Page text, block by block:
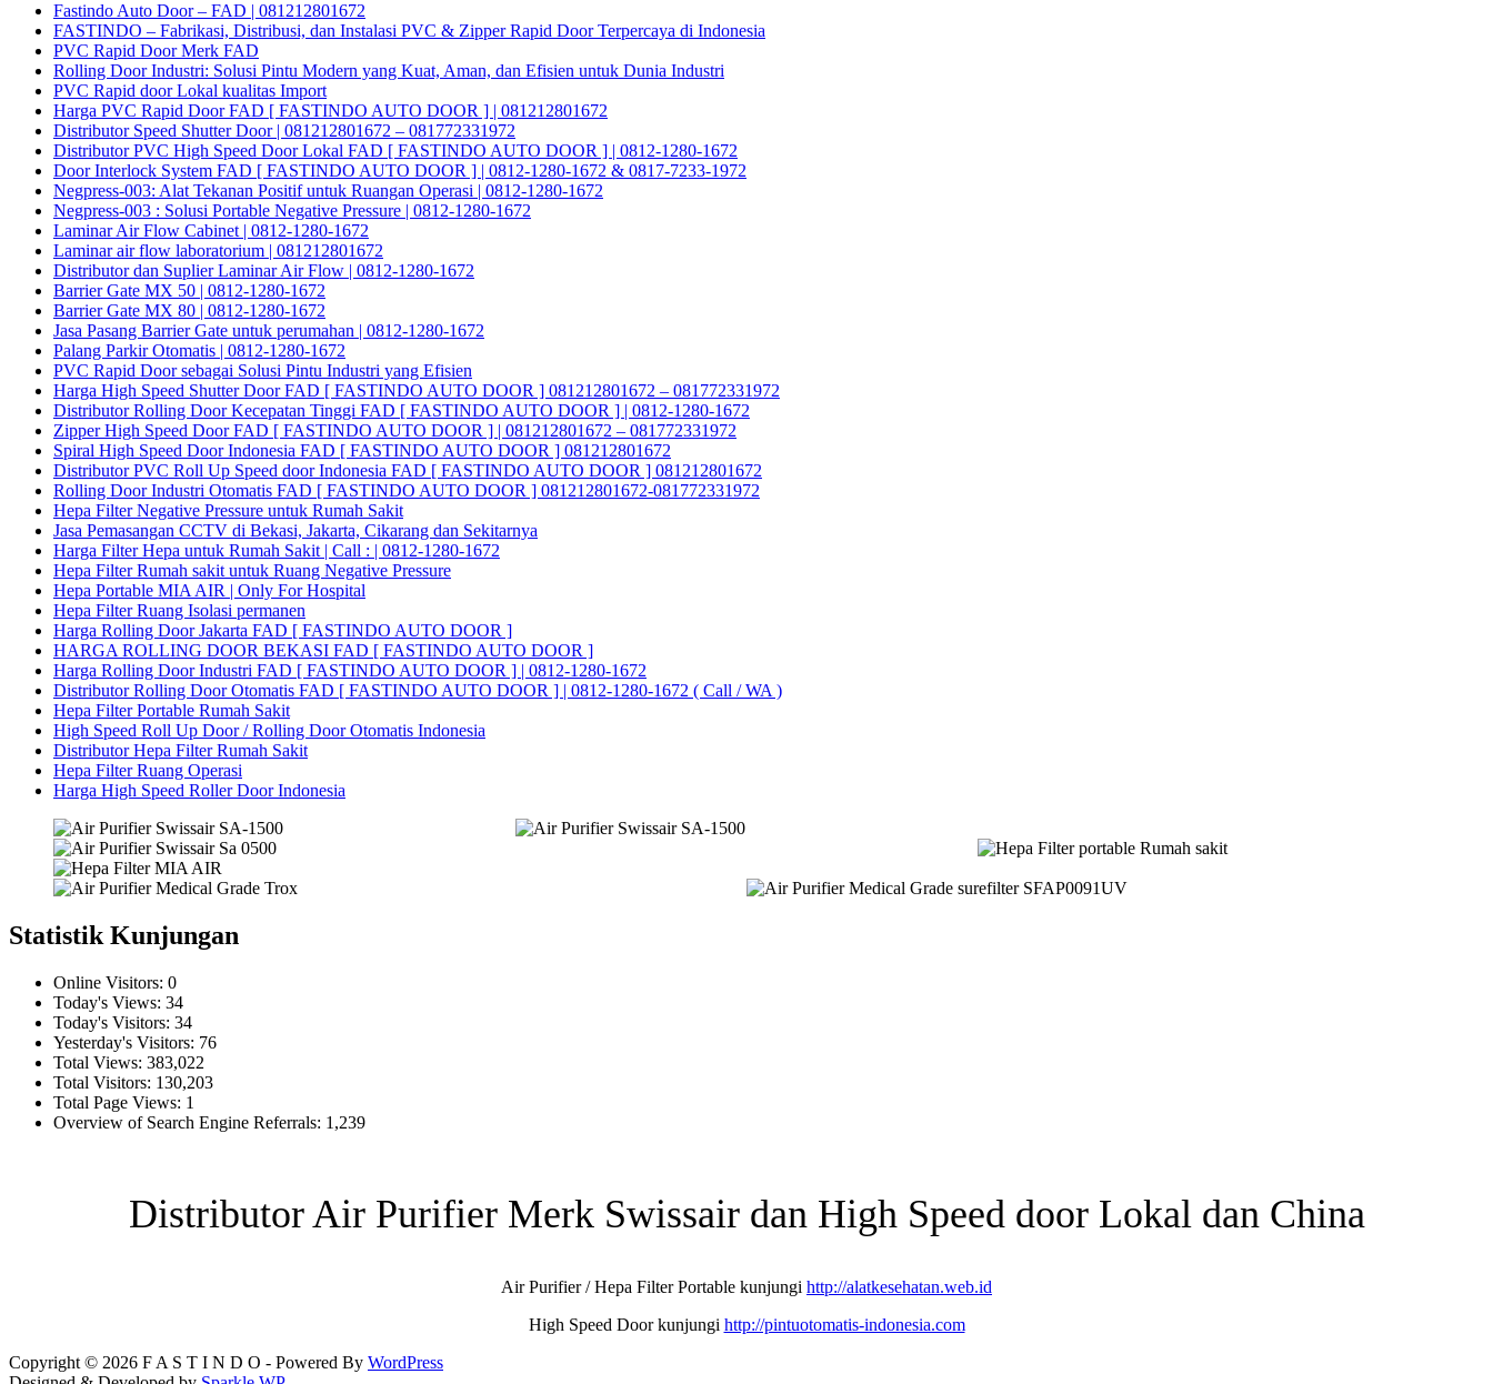
Fastindo Auto Door – FAD | 081212801672
FASTINDO – Fabrikasi, Distribusi, dan Instalasi PVC & Zipper Rapid Door Terpercaya di Indonesia
PVC Rapid Door Merk FAD
Rolling Door Industri: Solusi Pintu Modern yang Kuat, Aman, dan Efisien untuk Dunia Industri
PVC Rapid door Lokal kualitas Import
Harga PVC Rapid Door FAD [ FASTINDO AUTO DOOR ] | 081212801672
Distributor Speed Shutter Door | 081212801672 – 081772331972
Distributor PVC High Speed Door Lokal FAD [ FASTINDO AUTO DOOR ] | 0812-1280-1672
Door Interlock System FAD [ FASTINDO AUTO DOOR ] | 0812-1280-1672 & 0817-7233-1972
Negpress-003: Alat Tekanan Positif untuk Ruangan Operasi | 0812-1280-1672
Negpress-003 : Solusi Portable Negative Pressure | 0812-1280-1672
Laminar Air Flow Cabinet | 0812-1280-1672
Laminar air flow laboratorium | 081212801672
Distributor dan Suplier Laminar Air Flow | 0812-1280-1672
Barrier Gate MX 50 | 0812-1280-1672
Barrier Gate MX 80 | 0812-1280-1672
Jasa Pasang Barrier Gate untuk perumahan | 0812-1280-1672
Palang Parkir Otomatis | 0812-1280-1672
PVC Rapid Door sebagai Solusi Pintu Industri yang Efisien
Harga High Speed Shutter Door FAD [ FASTINDO AUTO DOOR ] 081212801672 – 081772331972
Distributor Rolling Door Kecepatan Tinggi FAD [ FASTINDO AUTO DOOR ] | 0812-1280-1672
Zipper High Speed Door FAD [ FASTINDO AUTO DOOR ] | 081212801672 – 081772331972
Spiral High Speed Door Indonesia FAD [ FASTINDO AUTO DOOR ] 081212801672
Distributor PVC Roll Up Speed door Indonesia FAD [ FASTINDO AUTO DOOR ] 081212801672
Rolling Door Industri Otomatis FAD [ FASTINDO AUTO DOOR ] 081212801672-081772331972
Hepa Filter Negative Pressure untuk Rumah Sakit
Jasa Pemasangan CCTV di Bekasi, Jakarta, Cikarang dan Sekitarnya
Harga Filter Hepa untuk Rumah Sakit | Call : | 0812-1280-1672
Hepa Filter Rumah sakit untuk Ruang Negative Pressure
Hepa Portable MIA AIR | Only For Hospital
Hepa Filter Ruang Isolasi permanen
Harga Rolling Door Jakarta FAD [ FASTINDO AUTO DOOR ]
HARGA ROLLING DOOR BEKASI FAD [ FASTINDO AUTO DOOR ]
Harga Rolling Door Industri FAD [ FASTINDO AUTO DOOR ] | 0812-1280-1672
Distributor Rolling Door Otomatis FAD [ FASTINDO AUTO DOOR ] | 0812-1280-1672 ( Call / WA )
Hepa Filter Portable Rumah Sakit
High Speed Roll Up Door / Rolling Door Otomatis Indonesia
Distributor Hepa Filter Rumah Sakit
Hepa Filter Ruang Operasi
Harga High Speed Roller Door Indonesia
Statistik Kunjungan
Online Visitors: 0
Today's Views: 34
Today's Visitors: 34
Yesterday's Visitors: 76
Total Views: 383,022
Total Visitors: 130,203
Total Page Views: 1
Overview of Search Engine Referrals: 1,239
Distributor Air Purifier Merk Swissair dan High Speed door Lokal dan China
Air Purifier / Hepa Filter Portable kunjungi http://alatkesehatan.web.id
High Speed Door kunjungi http://pintuotomatis-indonesia.com
Copyright © 2026 F A S T I N D O - Powered By WordPress